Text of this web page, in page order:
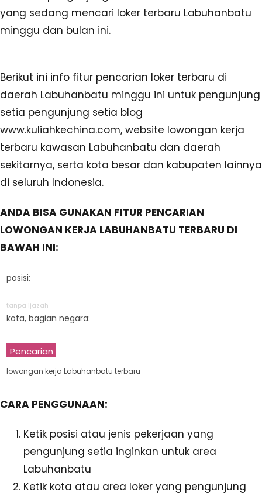
yang sedang mencari loker terbaru Labuhanbatu
minggu dan bulan ini.
Berikut ini info fitur pencarian loker terbaru di
daerah Labuhanbatu minggu ini untuk pengunjung
setia pengunjung setia blog
www.kuliahkechina.com, website lowongan kerja
terbaru kawasan Labuhanbatu dan daerah
sekitarnya, serta kota besar dan kabupaten lainnya
di seluruh Indonesia.
ANDA BISA GUNAKAN FITUR PENCARIAN
LOWONGAN KERJA LABUHANBATU TERBARU DI
BAWAH INI:
posisi:
tanpa ijazah
kota, bagian negara:
Pencarian
lowongan kerja Labuhanbatu terbaru
CARA PENGGUNAAN:
Ketik posisi atau jenis pekerjaan yang
pengunjung setia inginkan untuk area
Labuhanbatu
Ketik kota atau area loker yang pengunjung